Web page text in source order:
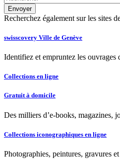
Recherchez également sur les sites
swisscovery Ville de Genève
Identifiez et empruntez les ouvrages
Collections en ligne
Gratuit à domicile
Des milliers d’e-books, magazines,
Collections iconographiques en ligne
Photographies, peintures, gravures